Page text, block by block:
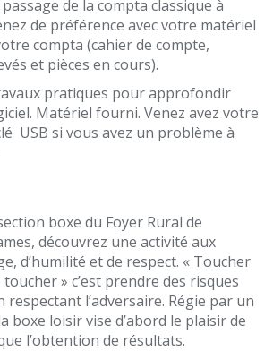
de la compta classique à
de préférence avec votre matériel
compta (cahier de compte,
et pièces en cours).
pratiques pour approfondir
Matériel fourni. Venez avez votre
USB si vous avez un problème à
boxe du Foyer Rural de
découvrez une activité aux
d’humilité et de respect. « Toucher
» c’est prendre des risques
l’adversaire. Régie par un
boxe loisir vise d’abord le plaisir de
l’obtention de résultats.